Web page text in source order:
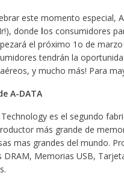
este momento especial,
donde los consumidores
el próximo 1o de
tendrán la
y mucho más! Para
A-DATA
es el segundo
más grande de
mas grandes del mundo.
DRAM, Memorias USB,